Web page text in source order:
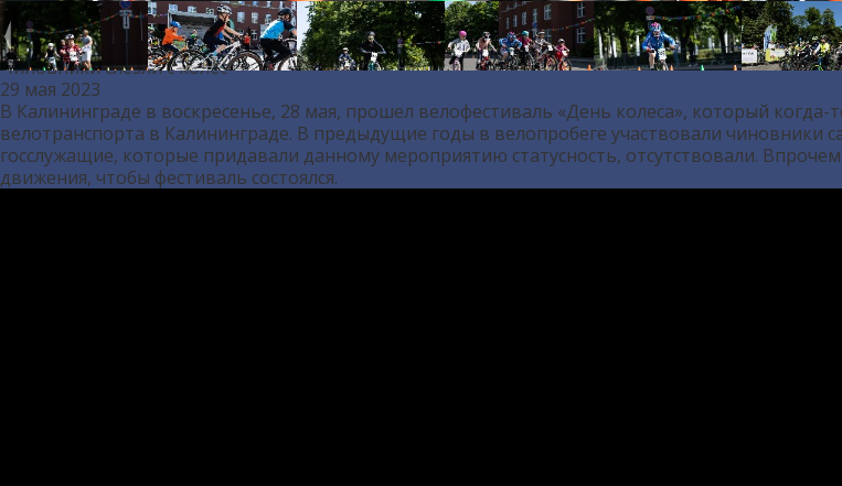
Чиновники слезли с колес
29 мая 2023
В Калининграде в воcкресенье, 28 мая, прошел велофестиваль «День колеса», который
велотранспорта в Калининграде. В предыдущие годы в велопробеге участвовали чиновники
госслужащие, которые придавали данному мероприятию статусность, отсутствовали.
движения, чтобы фестиваль состоялся.